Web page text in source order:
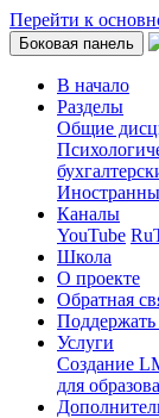
Перейти к
Боковая панель
В начало
Разделы
Общие
Каналы
YouTube
Школа
О проекте
Обратная
Поддержать
Услуги
Создание
для